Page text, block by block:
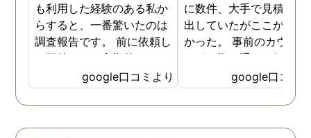
も利用した経験のある私か
らすると、一番驚いたのは
調査報告です。 前に依頼し
た探偵では、定期的にまと
めて報告がくる為なかなか
実際の現状を把握するのが
難しかったですが、ここは
google口コミより
に数件、大手で見積もり
出していたがここが一番
かった。 事前のカウン
ングの際の通りの価格で
途中での追加料金なども
く安心してお任せできた
由のひとつ。 かと言っ
google口コミ